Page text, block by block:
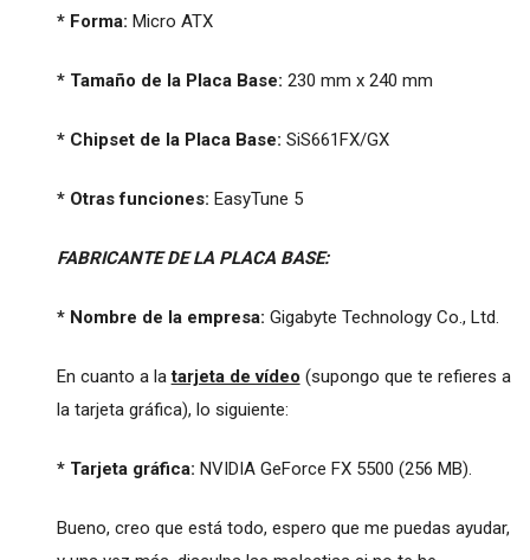
* Forma: Micro ATX
* Tamaño de la Placa Base: 230 mm x 240 mm
* Chipset de la Placa Base: SiS661FX/GX
* Otras funciones: EasyTune 5
FABRICANTE DE LA PLACA BASE:
* Nombre de la empresa: Gigabyte Technology Co., Ltd.
En cuanto a latarjeta de vídeo (supongo que te refieres a
la tarjeta gráfica), lo siguiente:
* Tarjeta gráfica: NVIDIA GeForce FX 5500 (256 MB).
Bueno, creo que está todo, espero que me puedas ayudar,